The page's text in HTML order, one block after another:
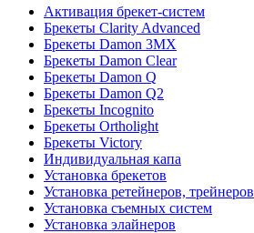
Активация брекет-систем
Брекеты Clarity Advanced
Брекеты Damon 3MX
Брекеты Damon Clear
Брекеты Damon Q
Брекеты Damon Q2
Брекеты Incognito
Брекеты Ortholight
Брекеты Victory
Индивидуальная капа
Установка брекетов
Установка ретейнеров, трейнеров
Установка съемных систем
Установка элайнеров